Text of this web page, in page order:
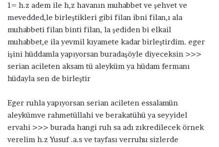
1= h.z adem ile h,z havanın muhabbet ve şehvet ve
mevedded,le birleştikleri gibi filan ibni filan,ı ala
muhabbeti filan binti filan, la şediden bi elkail
muhabbet,e ila yevmil kıyamete kadar birleştirdim. eger
işini hüddamla yapıyorsan buradaşöyle diyeceksin >>>
serian acileten aksam tü aleyküm ya hüdam fermanı
hüdayla sen de birleştir
Eger ruhla yapıyorsan serian acileten essalamün
aleykümve rahmetüllahi ve berakatühü ya seyyidel
ervahi >>> burada hangi ruh sa adı zıkredilecek örnek
verelim h.z Yusuf .a.s ve tayfası verruhu sizlerde